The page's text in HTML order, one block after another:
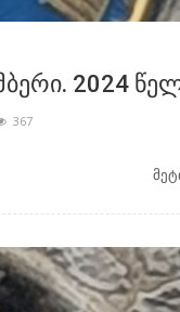
2024
367